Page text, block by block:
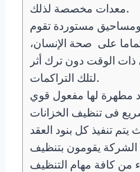
معدات مخصصة لذلك.
ومساحيق مستوردة تقوم
على صحة الإنسان،
الوقت دون ترك أثر
لتلك التراكمات.
مطهرة لها مفعول قوي
تنفيذ كل بنود العقد
الشركة يقومون بتنظيف
من كافة مهام التنظيف